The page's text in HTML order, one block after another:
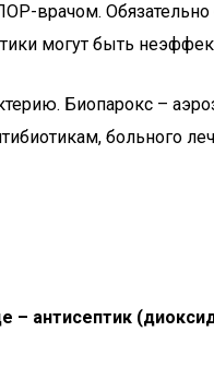
врачом.
могут быть
Биопарокс –
больного
антисептик